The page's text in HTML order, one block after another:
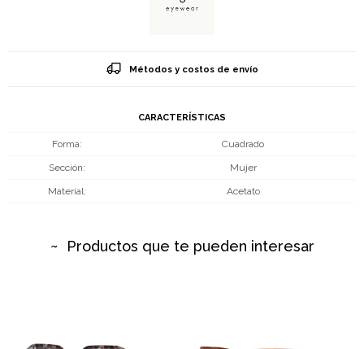
Métodos y costos de envío
CARACTERÍSTICAS
Forma Cuadrado
Sección Mujer
Material Acetato
Productos que te pueden interesar